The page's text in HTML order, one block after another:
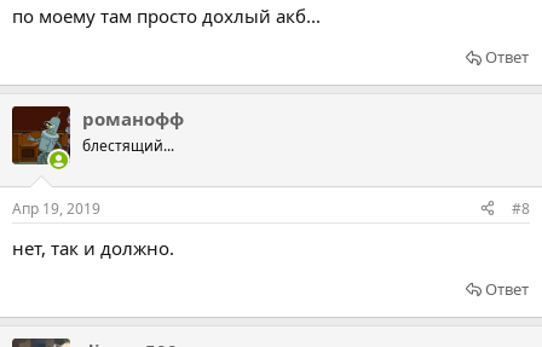
по моему там просто дохлый акб...
Ответ
романофф
блестящий...
Апр 19, 2019 #8
нет, так и должно.
Ответ